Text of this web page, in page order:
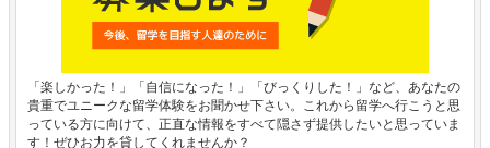
「楽しかった！」「自信になった！」「びっくりした！」など、あなたの
貴重でユニークな留学体験をお聞かせ下さい。これから留学へ行こうと思
っている方に向けて、正直な情報をすべて隠さず提供したいと思っていま
す！ぜひお力を貸してくれませんか？